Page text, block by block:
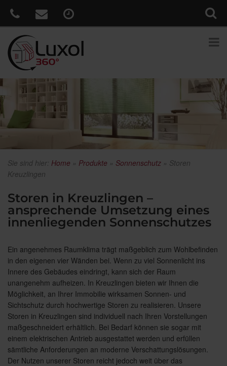
Sie sind hier: Home » Produkte » Sonnenschutz » Storen
Kreuzlingen
Storen in Kreuzlingen –
ansprechende Umsetzung eines
innenliegenden Sonnenschutzes
Ein angenehmes Raumklima trägt maßgeblich zum Wohlbefinden
in den eigenen vier Wänden bei. Wenn zu viel Sonnenlicht ins
Innere des Gebäudes eindringt, kann sich der Raum
unangenehm aufheizen. In Kreuzlingen bieten wir Ihnen die
Möglichkeit, an Ihrer Immobilie wirksamen Sonnen- und
Sichtschutz durch hochwertige Storen zu realisieren. Unsere
Storen in Kreuzlingen sind individuell nach Ihren Vorstellungen
maßgeschneidert erhältlich. Bei Bedarf können sie sogar mit
einem elektrischen Antrieb ausgestattet werden und erfüllen
sämtliche Anforderungen an moderne Verschattungslösungen.
Der Nutzen unserer Storen reicht jedoch weit über das